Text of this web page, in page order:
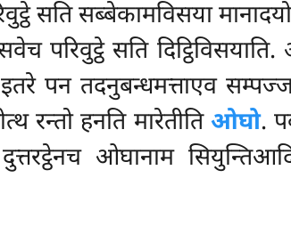
सति सब्बेकामविसया मानादयो
परिवुट्ठे सति
पन तदनुबन्धमत्ताएव
रन्तोहनति मारेतीति ओघो.
ओघानाम